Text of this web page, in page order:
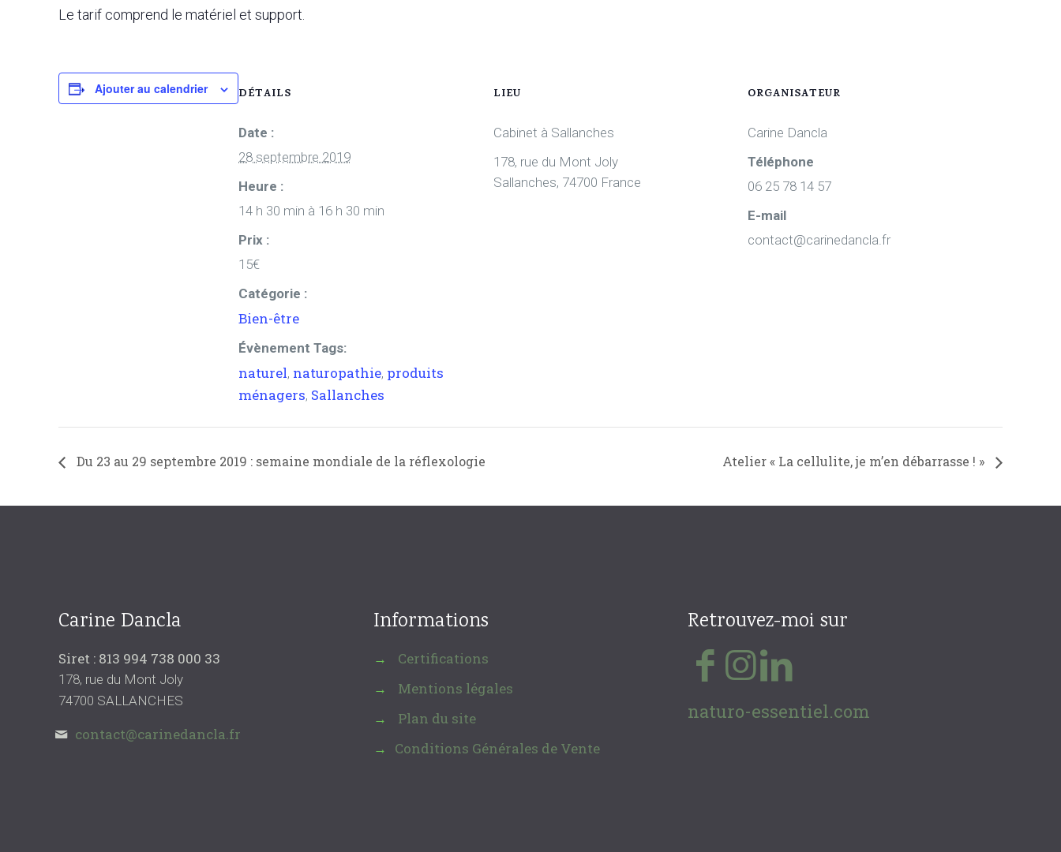
Le tarif comprend le matériel et support.
Ajouter au calendrier DÉTAILS
Date :
28 septembre 2019
Heure :
14 h 30 min à 16 h 30 min
Prix :
15€
Catégorie :
Bien-être
Évènement Tags:
naturel, naturopathie, produits
ménagers, Sallanches
LIEU
Cabinet à Sallanches
178, rue du Mont Joly
Sallanches, 74700 France
ORGANISATEUR
Carine Dancla
Téléphone
06 25 78 14 57
E-mail
contact@carinedancla.fr
Du 23 au 29 septembre 2019 : semaine mondiale de la réflexologie Atelier « La cellulite, je m’en débarrasse ! »
Carine Dancla
Siret : 813 994 738 000 33
178, rue du Mont Joly
74700 SALLANCHES
contact@carinedancla.fr
Informations
→ Certifications
→ Mentions légales
→ Plan du site
→ Conditions Générales de Vente
Retrouvez-moi sur
naturo-essentiel.com